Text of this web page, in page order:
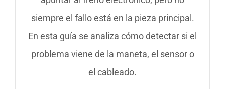
siempre el fallo está en la pieza principal.
En esta guía se analiza cómo detectar si el
problema viene de la maneta, el sensor o
el cableado.